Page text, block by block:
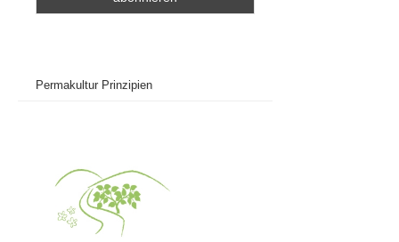
Permakultur Prinzipien